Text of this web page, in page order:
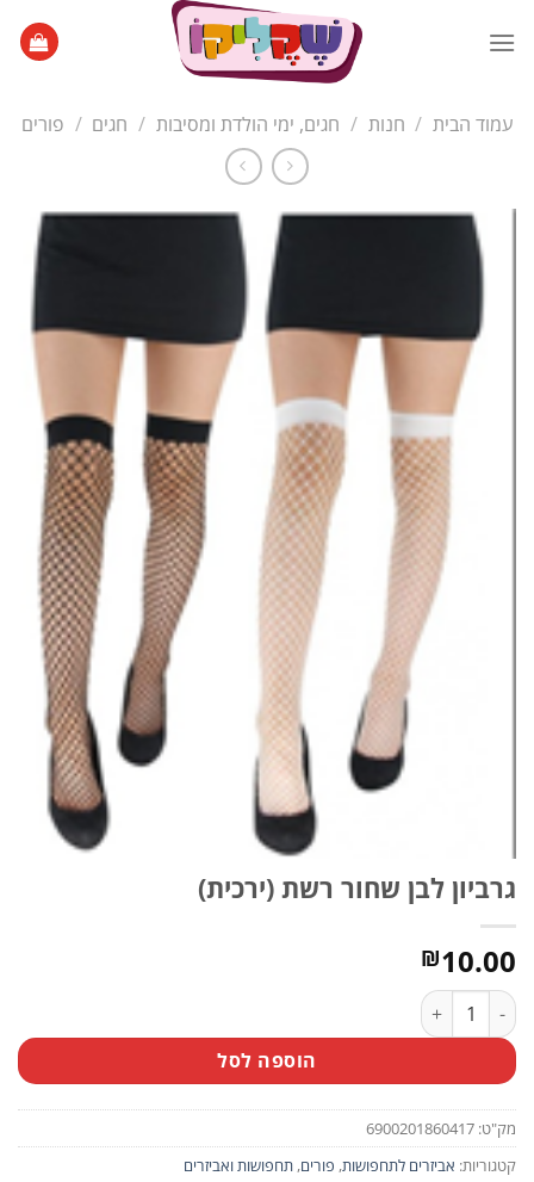
עמוד הבית / חנות / חגים, ימי הולדת ומסיבות / חגים / פורים
גרביון לבן שחור רשת (ירכית)
₪10.00
כמות של גרביון לבן שחור רשת (ירכית)
הוספה לסל
מק"ט: 6900201860417
קטגוריות: אביזרים לתחפושות, פורים, תחפושות ואביזרים